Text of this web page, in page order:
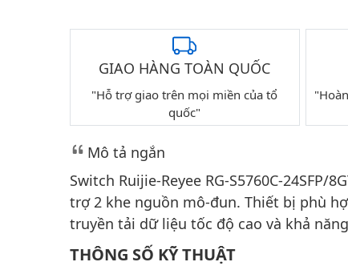
GIAO HÀNG TOÀN QUỐC
"Hỗ trợ giao trên mọi miền của tổ
quốc"
Mô tả ngắn
Switch Ruijie-Reyee RG-S5760C-24SFP/
trợ 2 khe nguồn mô-đun. Thiết bị phù
truyền tải dữ liệu tốc độ cao và khả
THÔNG SỐ KỸ THUẬT